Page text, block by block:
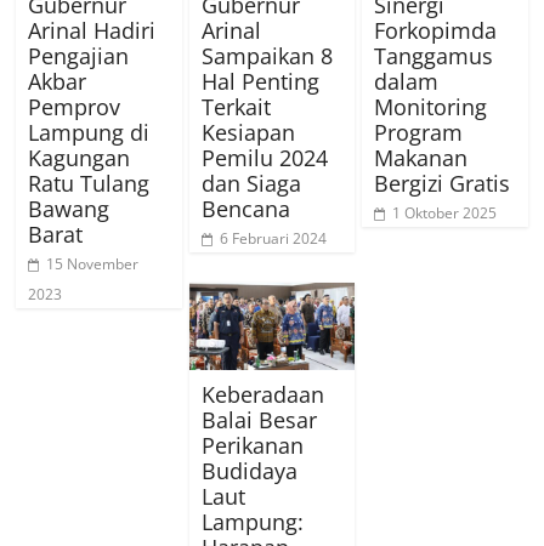
Arinal Hadiri
Pengajian
Akbar
Pemprov
Lampung di
Kagungan
Ratu Tulang
Bawang
Barat
15 November
2023
Arinal
Sampaikan 8
Hal Penting
Terkait
Kesiapan
Pemilu 2024
dan Siaga
Bencana
6 Februari 2024
Forkopimda
Tanggamus
dalam
Monitoring
Program
Makanan
Bergizi Gratis
1 Oktober 2025
Keberadaan
Balai Besar
Perikanan
Budidaya
Laut
Lampung: